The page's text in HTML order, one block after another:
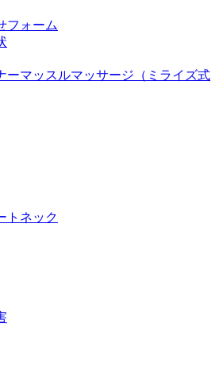
フォーム
ーマッスルマッサージ（ミライズ式
トネック